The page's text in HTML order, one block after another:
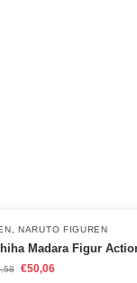
, NARUTO FIGUREN
Madara Figur
€50,06